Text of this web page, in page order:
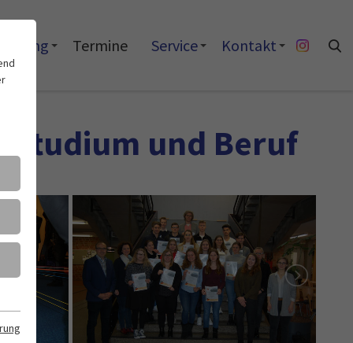
Termine Service Kontakt
und Beruf